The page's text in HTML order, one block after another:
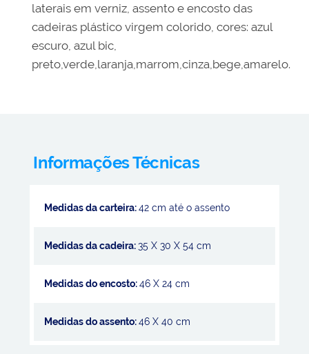
laterais em verniz, assento e encosto das
cadeiras plástico virgem colorido, cores: azul
escuro, azul bic,
preto,verde,laranja,marrom,cinza,bege,amarelo.
Informações Técnicas
Medidas da carteira:42 cm até o assento
Medidas da cadeira:35 X 30 X 54 cm
Medidas do encosto:46 X 24 cm
Medidas do assento:46 X 40 cm